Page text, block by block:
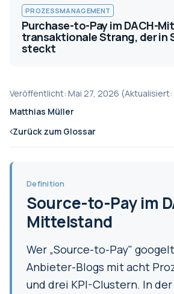
PROZESSMANAGEMENT
Purchase-to-Pay im DACH-
transaktionale Strang, der in
steckt
Veröffentlicht: Mai 27, 2026 (Aktualisiert:
Matthias Müller
Zurück zum Glossar
Definition
Source-to-Pay im
Mittelstand
Wer „Source-to-Pay"
Anbieter-Blogs mit acht
und drei KPI-Clustern. In